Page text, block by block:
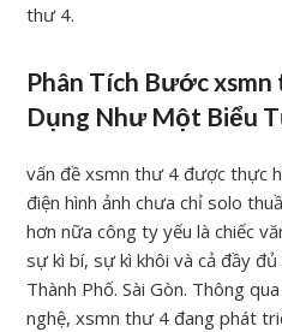
thư 4.
Phân Tích Bước
Dụng Như Một Biểu
vấn đề xsmn thư 4 được thực
điện hình ảnh chưa chỉ solo
hơn nữa công ty yếu là chiếc
sự kì bí, sự kì khôi và cả đầy
Thành Phố. Sài Gòn. Thông
nghệ, xsmn thư 4 đang phát